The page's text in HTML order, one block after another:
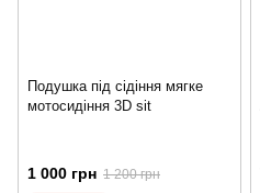
Подушка під сідіння мягке
мотосидіння 3D sit
1 000 грн 1 200 грн